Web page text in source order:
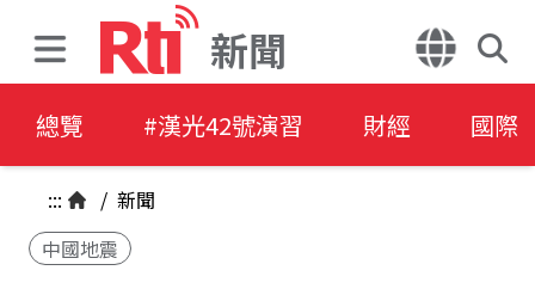
新聞
總覽 #漢光42號演習 財經 國際
::: / 新聞
中國地震